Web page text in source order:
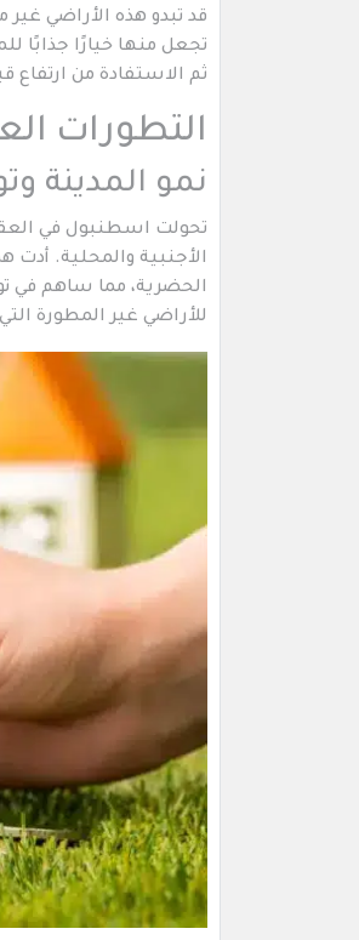
قد تبدو هذه الأراضي غير
تجعل منها خيارًا جذابًا
ثم الاستفادة من ارتفاع
التطورات
نمو المدينة
تحولت اسطنبول في
الأجنبية والمحلية. أدت
الحضرية، مما ساهم في
للأراضي غير المطورة